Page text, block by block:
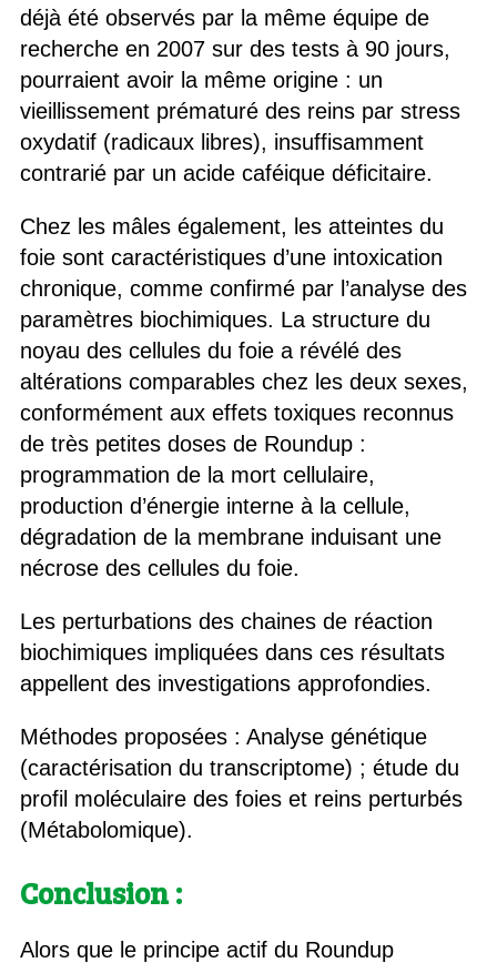
déjà été observés par la même équipe de
recherche en 2007 sur des tests à 90 jours,
pourraient avoir la même origine : un
vieillissement prématuré des reins par stress
oxydatif (radicaux libres), insuffisamment
contrarié par un acide caféique déficitaire.
Chez les mâles également, les atteintes du
foie sont caractéristiques d’une intoxication
chronique, comme confirmé par l’analyse des
paramètres biochimiques. La structure du
noyau des cellules du foie a révélé des
altérations comparables chez les deux sexes,
conformément aux effets toxiques reconnus
de très petites doses de Roundup :
programmation de la mort cellulaire,
production d’énergie interne à la cellule,
dégradation de la membrane induisant une
nécrose des cellules du foie.
Les perturbations des chaines de réaction
biochimiques impliquées dans ces résultats
appellent des investigations approfondies.
Méthodes proposées : Analyse génétique
(caractérisation du transcriptome) ; étude du
profil moléculaire des foies et reins perturbés
(Métabolomique).
Conclusion :
Alors que le principe actif du Roundup